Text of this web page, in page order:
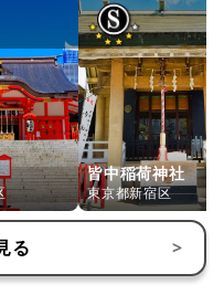
皆中稲荷神社
東京都新宿区
る >